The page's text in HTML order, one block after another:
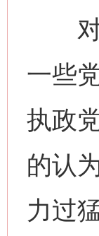
对
一些
执政
的认
力过